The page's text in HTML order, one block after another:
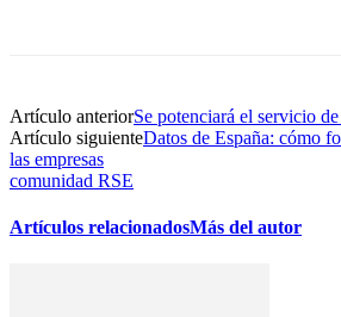
Artículo anteriorSe potenciará el servicio
Artículo siguienteDatos de España: cómo
las empresas
comunidad RSE
Artículos relacionadosMás del autor